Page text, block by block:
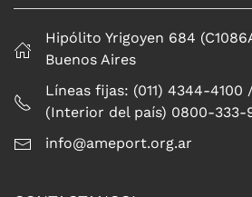
Hipólito Yrigoyen 684
Buenos Aires
Líneas fijas: (011) 4344-4100
(Interior del país) 0800-333-
info@ameport.org.ar